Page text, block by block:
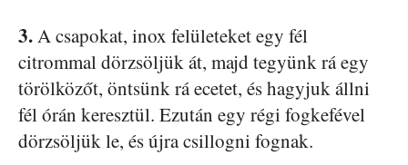
3.A csapokat, inox felületeket egy fél
citrommal dörzsöljük át, majd tegyünk rá egy
törölközőt, öntsünk rá ecetet, és hagyjuk állni
fél órán keresztül. Ezután egy régi fogkefével
dörzsöljük le, és újra csillogni fognak.